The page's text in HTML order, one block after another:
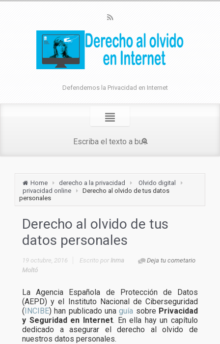
Defendemos la Privacidad en Internet
Home derecho a la privacidad
Olvido digital
privacidad online
Derecho al olvido de tus datos
personales
Derecho al olvido de tus
datos personales
19 octubre, 2016 Deja tu cometario
Escrito por Inma
Moltó
La Agencia Española de Protección de Datos
(AEPD) y el Instituto Nacional de Ciberseguridad
(INCIBE) han publicado unaguía sobre Privacidad
y Seguridad en Internet. En ella hay un capítulo
dedicado a asegurar el derecho al olvido de
nuestros datos personales.